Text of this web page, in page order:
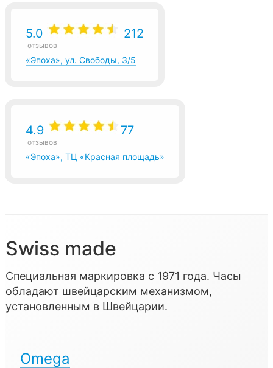
5.0 212
отзывов
«Эпоха», ул. Свободы, 3/5
4.9 77
отзывов
«Эпоха», ТЦ «Красная площадь»
Swiss made
Специальная маркировка с 1971 года. Часы
обладают швейцарским механизмом,
установленным в Швейцарии.
Omega